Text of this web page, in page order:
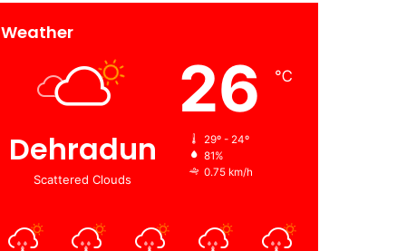
Weather
Dehradun
Scattered Clouds
26 ℃
29º - 24º
81%
0.75 km/h